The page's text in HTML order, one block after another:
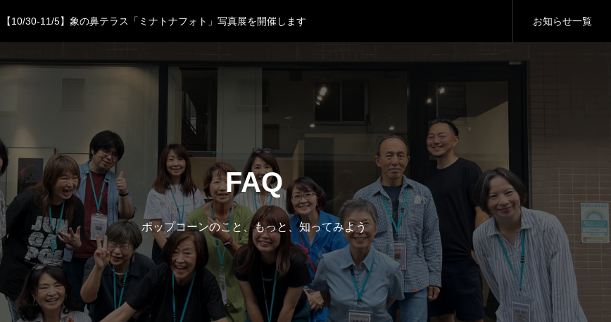
小澤太一モーレツ秋期集中講座 参加者募集中
ポップコーンプレミアム6月開催クラス、募集開始！
ポップなオフ会！夏のBBQ &撮影会参加者受付中です。
【10/30-11/5】象の鼻テラス「ミナトナフォト」写真展を開催します
小澤太一モーレツ秋期集中講座 参加者募集中
お知らせ一覧
FAQ
ポップコーンのこと、もっと、知ってみよう